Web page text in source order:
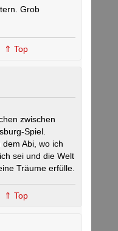
Grob
⇑ Top
zwischen
Spiel.
Abi, wo ich
sei und die Welt
Träume erfülle.
⇑ Top